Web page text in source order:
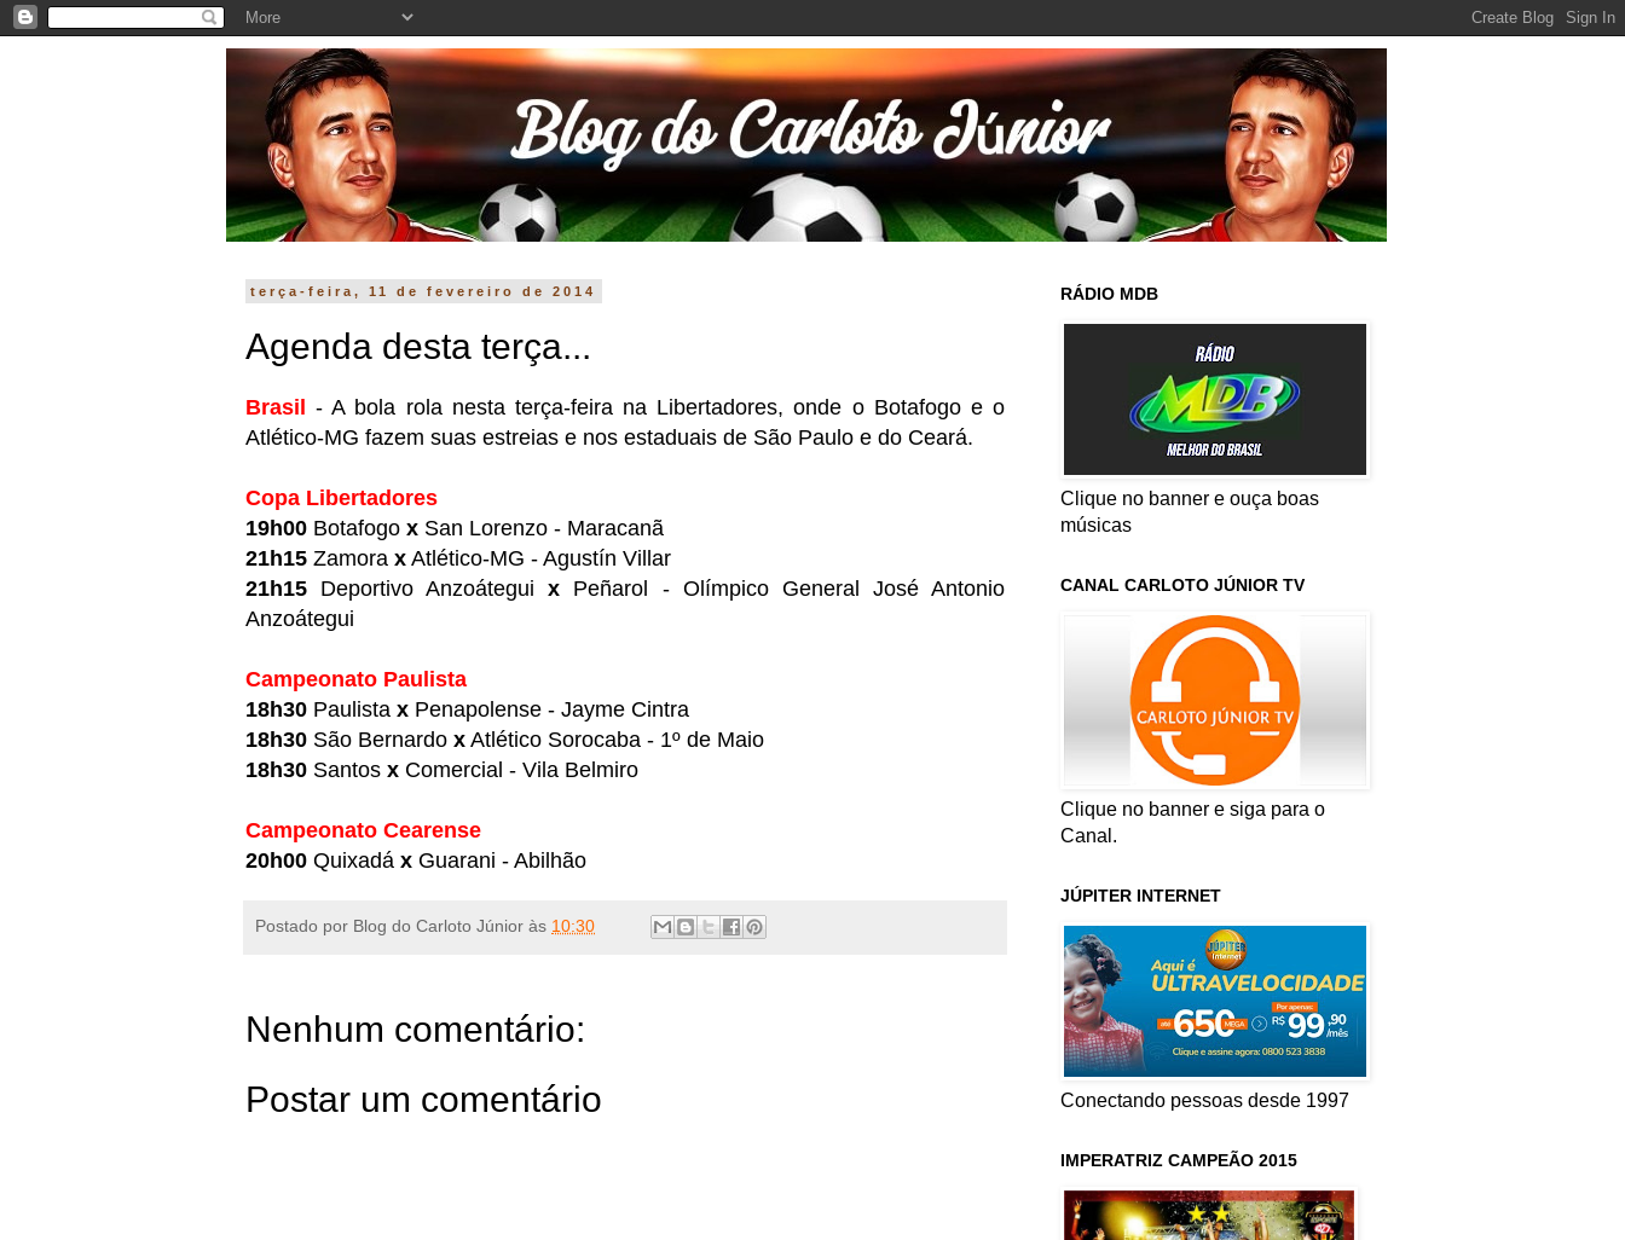
terça-feira, 11 de fevereiro de 2014
Agenda desta terça...
Brasil- A bola rola nesta terça-feira na Libertadores, onde o Botafogo e o
Atlético-MG fazem suas estreias e nos estaduais de São Paulo e do Ceará.
Copa Libertadores
19h00 Botafogo x San Lorenzo - Maracanã
21h15 Zamora x Atlético-MG - Agustín Villar
21h15 Deportivo Anzoáteguix Peñarol - Olímpico General José Antonio
Anzoátegui
Campeonato Paulista
18h30 Paulista x Penapolense - Jayme Cintra
18h30 São Bernardo x Atlético Sorocaba - 1º de Maio
18h30 Santos x Comercial - Vila Belmiro
Campeonato Cearense
20h00 Quixadá x Guarani - Abilhão
Postado por Blog do Carloto Júnior às 10:30
Nenhum comentário:
Postar um comentário
RÁDIO MDB
Clique no banner e ouça boas
músicas
CANAL CARLOTO JÚNIOR TV
Clique no banner e siga para o
Canal.
JÚPITER INTERNET
Conectando pessoas desde 1997
IMPERATRIZ CAMPEÃO 2015